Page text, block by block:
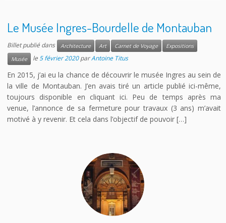
Le Musée Ingres-Bourdelle de Montauban
Billet publié dans Architecture Art Carnet de Voyage
Expositions
Musée
le 5 février 2020 parAntoine Titus
En 2015, j’ai eu la chance de découvrir le musée Ingres au sein de
la ville de Montauban. J’en avais tiré un article publié ici-même,
toujours disponible en cliquant ici. Peu de temps après ma
venue, l’annonce de sa fermeture pour travaux (3 ans) m’avait
motivé à y revenir. Et cela dans l’objectif de pouvoir […]